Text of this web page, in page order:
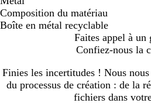
Composition du matériau
Boîte en métal recyclable
Faites appel à un
Confiez-nous la
Finies les incertitudes ! Nous
du processus de création : de la
fichiers dans